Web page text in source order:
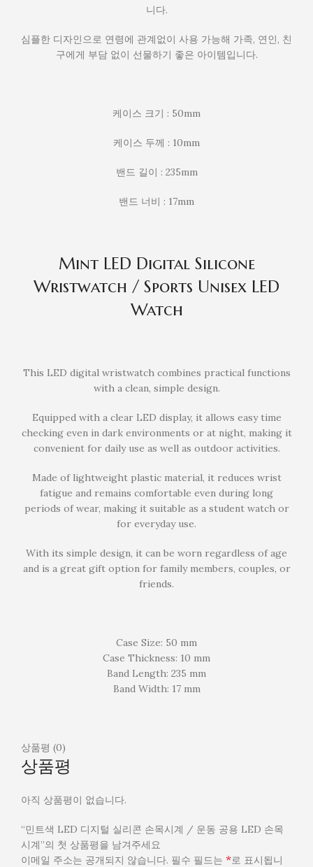
니다.
심플한 디자인으로 연령에 관계없이 사용 가능해 가족, 연인, 친
구에게 부담 없이 선물하기 좋은 아이템입니다.
케이스 크기 : 50mm
케이스 두께 : 10mm
밴드 길이 : 235mm
밴드 너비 : 17mm
Mint LED Digital Silicone
Wristwatch / Sports Unisex LED
Watch
This LED digital wristwatch combines practical functions
with a clean, simple design.
Equipped with a clear LED display, it allows easy time
checking even in dark environments or at night, making it
convenient for daily use as well as outdoor activities.
Made of lightweight plastic material, it reduces wrist
fatigue and remains comfortable even during long
periods of wear, making it suitable as a student watch or
for everyday use.
With its simple design, it can be worn regardless of age
and is a great gift option for family members, couples, or
friends.
Case Size: 50 mm
Case Thickness: 10 mm
Band Length: 235 mm
Band Width: 17 mm
상품평 (0)
상품평
아직 상품평이 없습니다.
“민트색 LED 디지털 실리콘 손목시계 / 운동 공용 LED 손목
시계”의 첫 상품평을 남겨주세요
이메일 주소는 공개되지 않습니다. 필수 필드는 *로 표시됩니